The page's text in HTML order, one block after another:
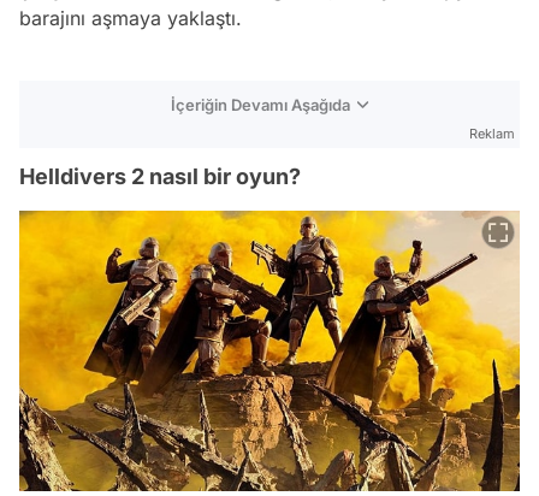
barajını aşmaya yaklaştı.
İçeriğin Devamı Aşağıda
Reklam
Helldivers 2 nasıl bir oyun?